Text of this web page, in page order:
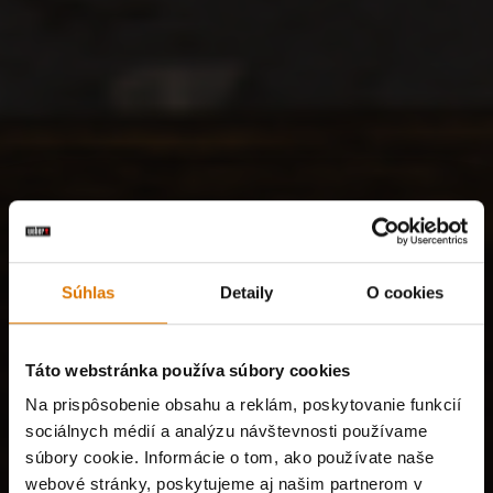
Súhlas Detaily O cookies
Táto webstránka používa súbory cookies
Na prispôsobenie obsahu a reklám, poskytovanie funkcií
sociálnych médií a analýzu návštevnosti používame
súbory cookie. Informácie o tom, ako používate naše
webové stránky, poskytujeme aj našim partnerom v